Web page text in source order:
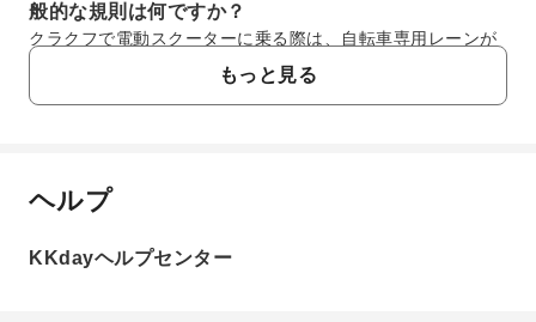
般的な規則は何ですか？
クラクフで電動スクーターに乗る際は、自転車専用レーンが
利用可能であれば、そちらを利用するようにしてください。
利用できない場合は、制限速度が時速30km以下の道路を走行
できます。歩道での走行は、自転車専用レーンがなく、かつ
維持し、歩行者に道を譲ってください。
4. 120分間の電動スクーターレンタルで、クラクフの
120分間の電動スクーターレンタルを利用すれば、クラクフ
もっと見る
よくあるご質問
1. クラクフでの観光に電動スクーターのレンタル
ヘルプ
KKdayヘルプセンター